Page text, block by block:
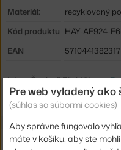
Materiál:
recyklovaný
Kód produktu HAY-AE924-
EAN
5710441382317
Jste z Česka? Přejděte na
Shopping from the EU?
Súvisiace produkty
Pre web vyladený
(súhlas so súbormi cookies)
Aby správne fungovalo
máte v košíku, aby ste